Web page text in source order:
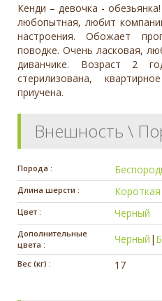
Кенди – девочка -
любопытная, любит
настроения. Обожает
поводке. Очень ласковая,
диванчике. Возраст 2
стерилизована,
приучена.
Внешность \
Порода :
Длина шерсти : Короткая
Цвет : Черный
Дополнительные
цвета :
Черный |
Вес (кг) : 17